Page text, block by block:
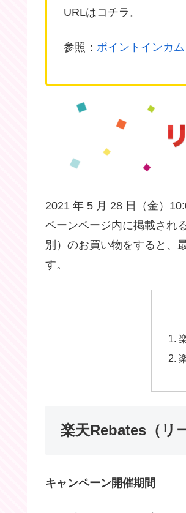
URLはコチラ。
参照： ポイントインカ
2021 年 5 月 28 日（金）
ペーンページ内に掲載され
別）のお買い物をすると、
す。
楽天Rebates（リ
キャンペーン開催期間